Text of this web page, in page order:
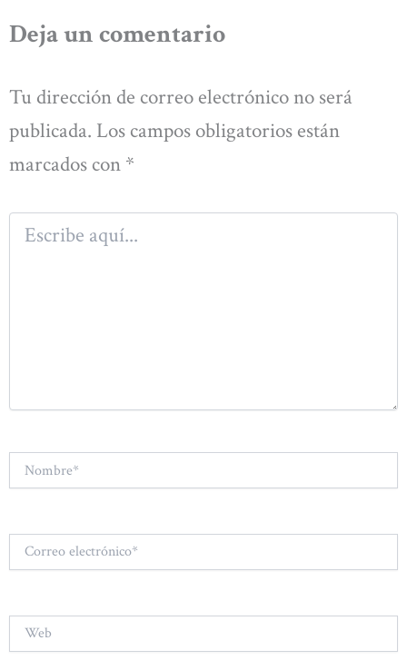
Deja un comentario
Tu dirección de correo electrónico no será
publicada. Los campos obligatorios están
marcados con *
Escribe
aquí...
Correo
electrónico*
Web